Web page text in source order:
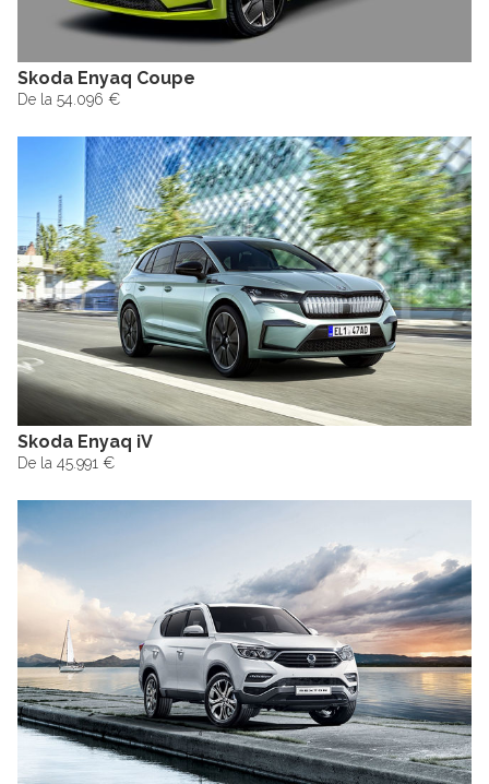
Skoda Enyaq Coupe
De la 54.096 €
Skoda Enyaq iV
De la 45.991 €